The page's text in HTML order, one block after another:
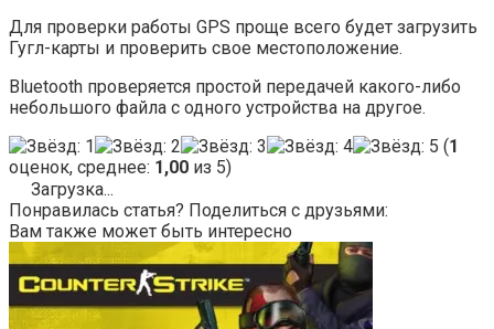
Для проверки работы GPS проще всего будет загрузить
Гугл-карты и проверить свое местоположение.
Bluetooth проверяется простой передачей какого-либо
небольшого файла с одного устройства на другое.
(1
оценок, среднее: 1,00 из 5)
Загрузка...
Понравилась статья? Поделиться с друзьями:
Вам также может быть интересно